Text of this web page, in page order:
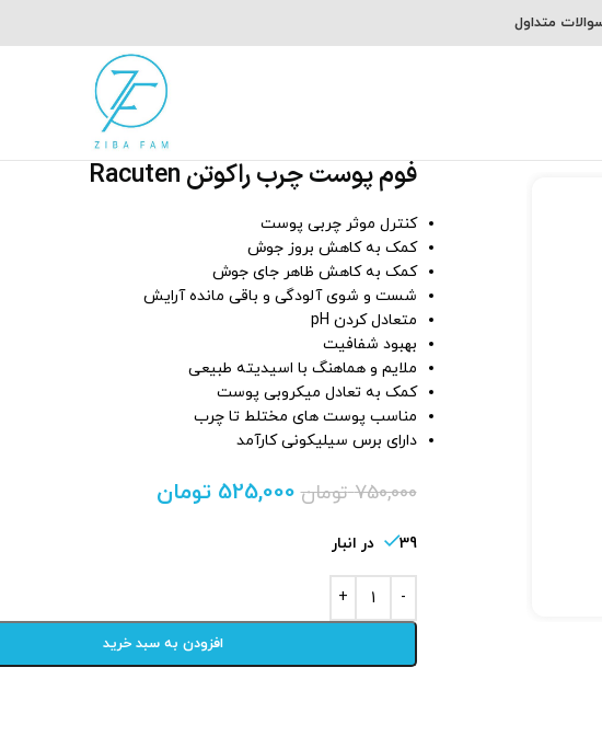
متداول
فوم پوست چرب راکوتن Racuten
کنترل موثر چربی پوست
کمک به کاهش بروز جوش
کمک به کاهش ظاهر جای جوش
شست و شوی آلودگی و باقی مانده آرایش
متعادل کردن pH
بهبود شفافیت
ملایم و هماهنگ با اسیدیته طبیعی
کمک به تعادل میکروبی پوست
مناسب پوست های مختلط تا چرب
دارای برس سیلیکونی کارآمد
750,000 تومان 525,000 تومان
39 در انبار
افزودن به سبد خرید